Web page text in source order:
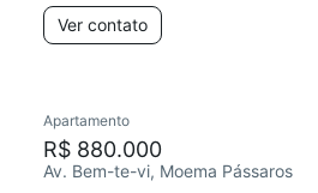
Ver contato
Apartamento
R$ 880.000
Av. Bem-te-vi, Moema Pássaros